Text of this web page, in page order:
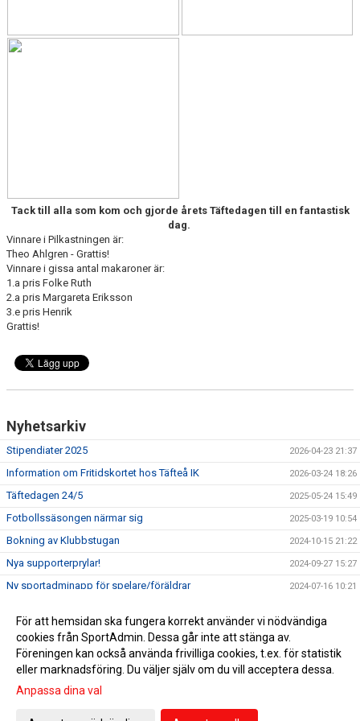
Tack till alla som kom och gjorde årets Täftedagen till en fantastisk
dag.
Vinnare i Pilkastningen är:
Theo Ahlgren - Grattis!
Vinnare i gissa antal makaroner är:
1.a pris Folke Ruth
2.a pris Margareta Eriksson
3.e pris Henrik
Grattis!
Nyhetsarkiv
Stipendiater 2025 2026-04-23 21:37
Information om Fritidskortet hos Täfteå IK 2026-03-24 18:26
Täftedagen 24/5 2025-05-24 15:49
Fotbollssäsongen närmar sig 2025-03-19 10:54
Bokning av Klubbstugan 2024-10-15 21:22
Nya supporterprylar! 2024-09-27 15:27
Ny sportadminapp för spelare/föräldrar 2024-07-16 10:21
registerutdrag
2023-03-31 12:03
GDPR inom Täfteå IK 2019-11-04 18:58
Gå till Webbversion
För att hemsidan ska fungera korrekt använder vi nödvändiga
cookies från SportAdmin. Dessa går inte att stänga av.
Föreningen kan också använda frivilliga cookies, t.ex. för statistik
eller marknadsföring. Du väljer själv om du vill acceptera dessa.
Anpassa dina val